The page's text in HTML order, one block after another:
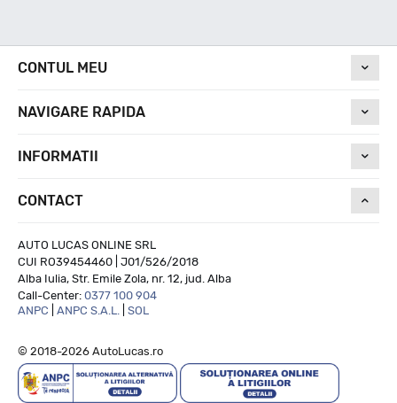
Run On Flat
NU
CONTUL MEU
NAVIGARE RAPIDA
INFORMATII
CONTACT
AUTO LUCAS ONLINE SRL
CUI RO39454460 | J01/526/2018
Alba Iulia, Str. Emile Zola, nr. 12, jud. Alba
Call-Center: 0377 100 904
ANPC
ANPC S.A.L. SOL
© 2018-2026 AutoLucas.ro